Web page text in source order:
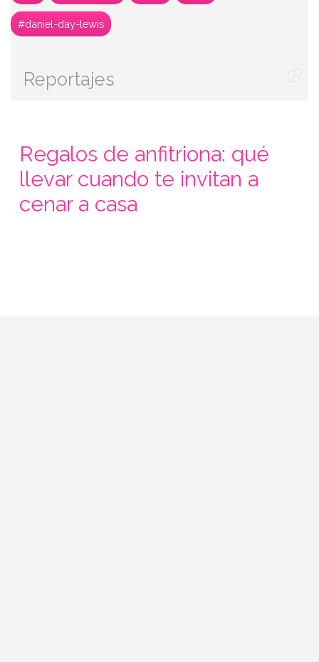
#daniel-day-lewis
Reportajes
Regalos de anfitriona: qué
llevar cuando te invitan a
cenar a casa